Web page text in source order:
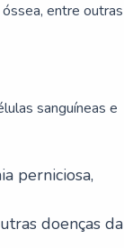
entre outras
sanguíneas e
perniciosa,
doenças da